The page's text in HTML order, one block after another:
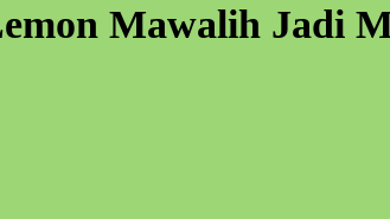
Mawalih Jadi